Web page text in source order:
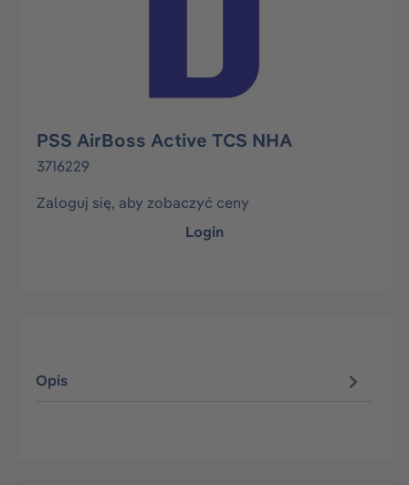
PSS AirBoss Active TCS NHA
3716229
Zaloguj się, aby zobaczyć ceny
Login
Opis